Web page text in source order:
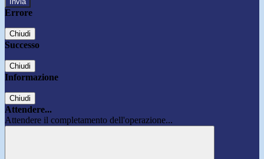
Errore
Chiudi
Successo
Chiudi
Informazione
Chiudi
Attendere...
Attendere il completamento dell'operazione...